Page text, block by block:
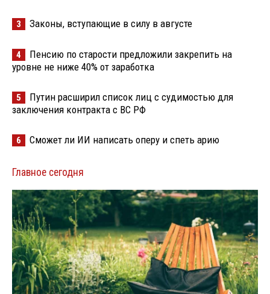
3 Законы, вступающие в силу в августе
4
Пенсию по старости предложили закрепить на
уровне не ниже 40% от заработка
5
Путин расширил список лиц с судимостью для
заключения контракта с ВС РФ
6 Сможет ли ИИ написать оперу и спеть арию
Главное сегодня